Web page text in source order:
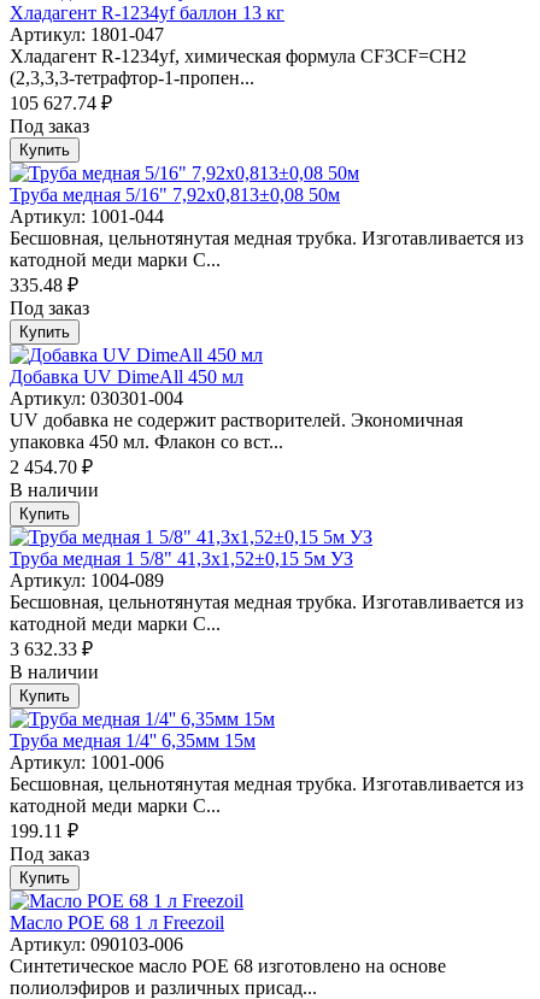
Хладагент R-1234yf баллон 13 кг
Артикул: 1801-047
Хладагент R-1234yf, химическая формула CF3CF=CH2
(2,3,3,3-тетрафтор-1-пропен...
105 627.74 ₽
Под заказ
Купить
Труба медная 5/16" 7,92х0,813±0,08 50м
Артикул: 1001-044
Бесшовная, цельнотянутая медная трубка. Изготавливается из
катодной меди марки C...
335.48 ₽
Под заказ
Купить
Добавка UV DimeAll 450 мл
Артикул: 030301-004
UV добавка не содержит растворителей. Экономичная
упаковка 450 мл. Флакон со вст...
2 454.70 ₽
В наличии
Купить
Труба медная 1 5/8" 41,3х1,52±0,15 5м УЗ
Артикул: 1004-089
Бесшовная, цельнотянутая медная трубка. Изготавливается из
катодной меди марки C...
3 632.33 ₽
В наличии
Купить
Труба медная 1/4'' 6,35мм 15м
Артикул: 1001-006
Бесшовная, цельнотянутая медная трубка. Изготавливается из
катодной меди марки C...
199.11 ₽
Под заказ
Купить
Масло POE 68 1 л Freezoil
Артикул: 090103-006
Синтетическое масло POE 68 изготовлено на основе
полиолэфиров и различных присад...